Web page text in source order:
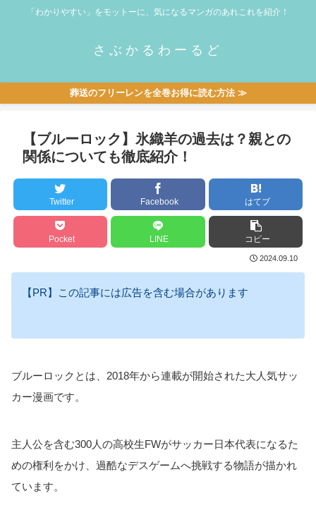
「わかりやすい」をモットーに、気になるマンガのあれこれを紹介！
さぶかるわーるど
葬送のフリーレンを全巻お得に読む方法 ≫
【ブルーロック】氷織羊の過去は？親との
関係についても徹底紹介！
Twitter Facebook はてブ
Pocket LINE コピー
2024.09.10
【PR】この記事には広告を含む場合があります
ブルーロックとは、2018年から連載が開始された大人気サッ
カー漫画です。
主人公を含む300人の高校生FWがサッカー日本代表になるた
めの権利をかけ、過酷なデスゲームへ挑戦する物語が描かれ
ています。